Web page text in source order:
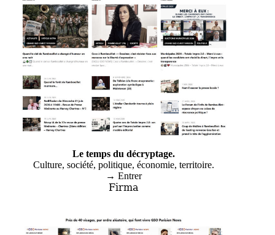
Le temps du décryptage.
Culture, société, politique, économie, territoire.
→ Entrer
Firma